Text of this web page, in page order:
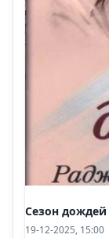
Сезон дождей
19-12-2025, 15:00